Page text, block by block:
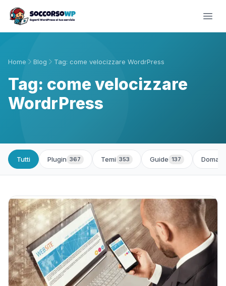
Home Blog Tag: come velocizzare WordrPress
Tag: come velocizzare
WordrPress
Tutti Plugin 367 Temi 353 Guide 137